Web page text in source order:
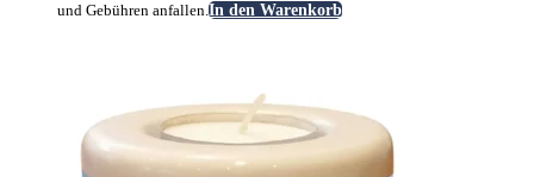
und Gebühren anfallen.In den Warenkorb